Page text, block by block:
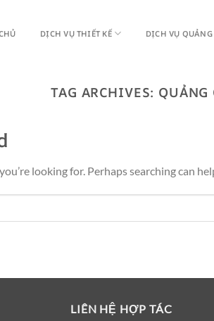
DỊCH VỤ THIẾT KẾ DỊCH VỤ QUẢNG
TAG ARCHIVES: QUẢNG
looking for. Perhaps searching can
LIÊN HỆ HỢP TÁC